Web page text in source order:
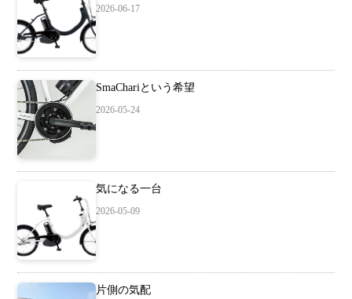
2026-06-17
SmaChariという希望
2026-05-24
気になる一台
2026-05-09
片側の気配